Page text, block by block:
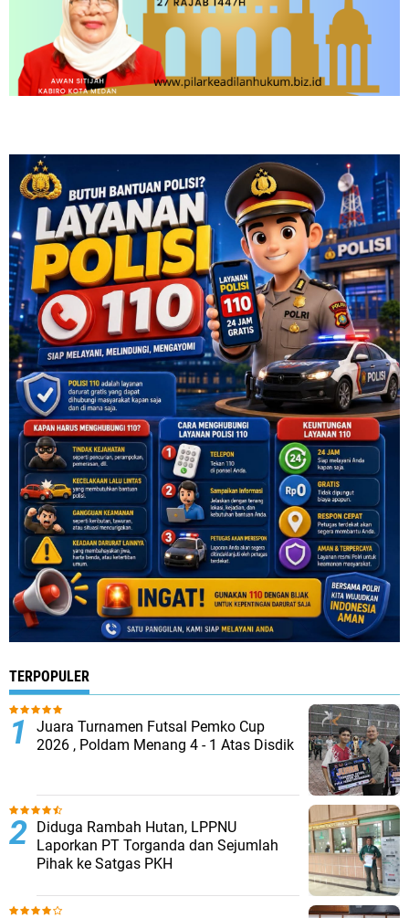
TERPOPULER
Juara Turnamen Futsal Pemko Cup
2026 , Poldam Menang 4 - 1 Atas Disdik
Diduga Rambah Hutan, LPPNU
Laporkan PT Torganda dan Sejumlah
Pihak ke Satgas PKH